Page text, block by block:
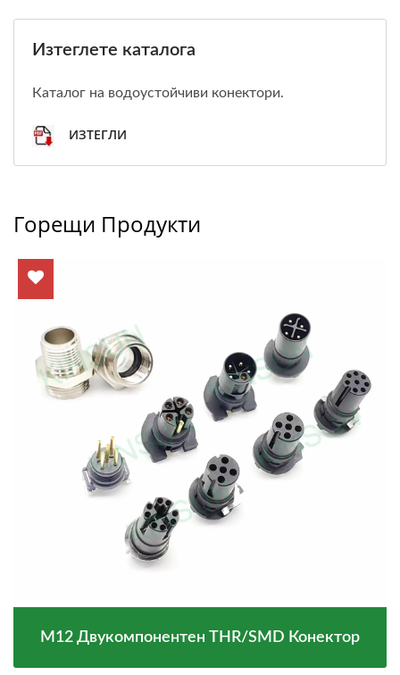
Изтеглете каталога
Каталог на водоустойчиви конектори.
ИЗТЕГЛИ
Горещи Продукти
M12 Двукомпонентен THR/SMD Конектор